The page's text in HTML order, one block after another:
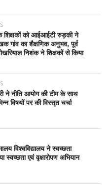
शिक्षकों को आईआईटी रुड़की ने
गांव का शैक्षणिक अनुभव, पूर्व
निशंक ने शिक्षकों से किया
ने नीति आयोग की टीम के साथ
विषयों पर की विस्तृत चर्चा
विश्वविद्यालय ने स्वच्छता
एवं वृक्षारोपण अभियान